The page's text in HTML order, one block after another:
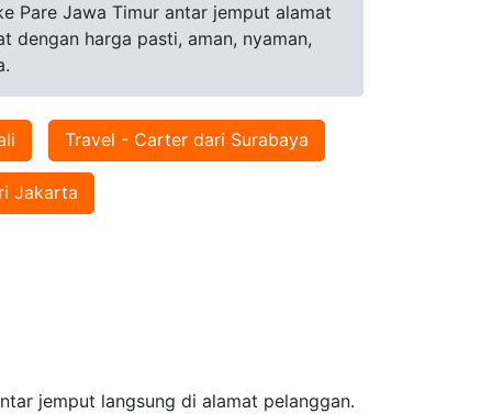
Pare Jawa Timur antar jemput alamat
harga pasti, aman, nyaman,
Travel - Carter dari Surabaya
Jakarta
jemput langsung di alamat pelanggan.